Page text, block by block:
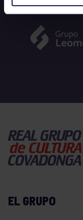
EL GRUPO